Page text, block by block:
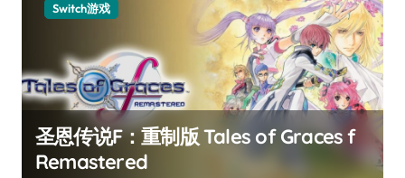
Switch游戏
圣恩传说F：重制版 Tales of Graces f
Remastered